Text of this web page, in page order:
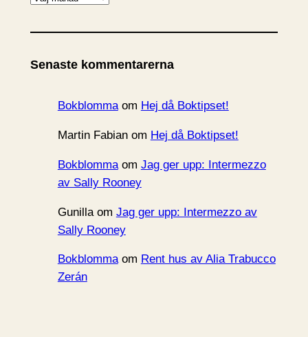
k
v
Senaste kommentarerna
Bokblommaom Hej då Boktipset!
Martin Fabianom Hej då Boktipset!
Bokblommaom Jag ger upp: Intermezzo
av Sally Rooney
Gunillaom Jag ger upp: Intermezzo av
Sally Rooney
Bokblommaom Rent hus av Alia Trabucco
Zerán